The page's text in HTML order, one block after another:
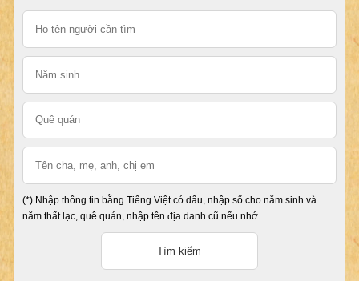
(*) Nhập thông tin bằng Tiếng Việt có dấu, nhập số cho năm sinh và
năm thất lạc, quê quán, nhập tên địa danh cũ nếu nhớ